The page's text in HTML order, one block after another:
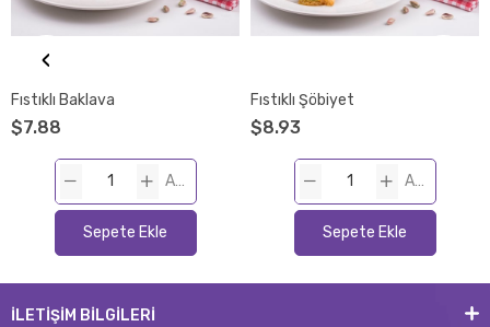
Fıstıklı Baklava
$7.88
ADET
Sepete Ekle
Fıstıklı Şöbiyet
$8.93
ADET
Sepete Ekle
‹
İLETİŞİM BİLGİLERİ